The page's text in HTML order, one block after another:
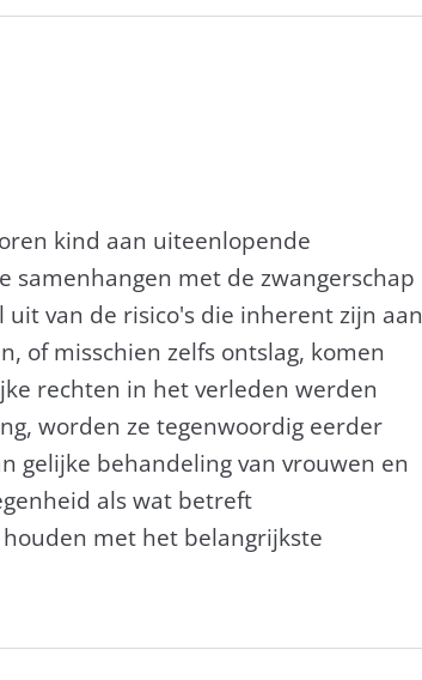
kind aan uiteenlopende
samenhangen met de zwangerschap
van de risico's die inherent zijn aan
of misschien zelfs ontslag, komen
rechten in het verleden werden
worden ze tegenwoordig eerder
gelijke behandeling van vrouwen en
als wat betreft
met het belangrijkste